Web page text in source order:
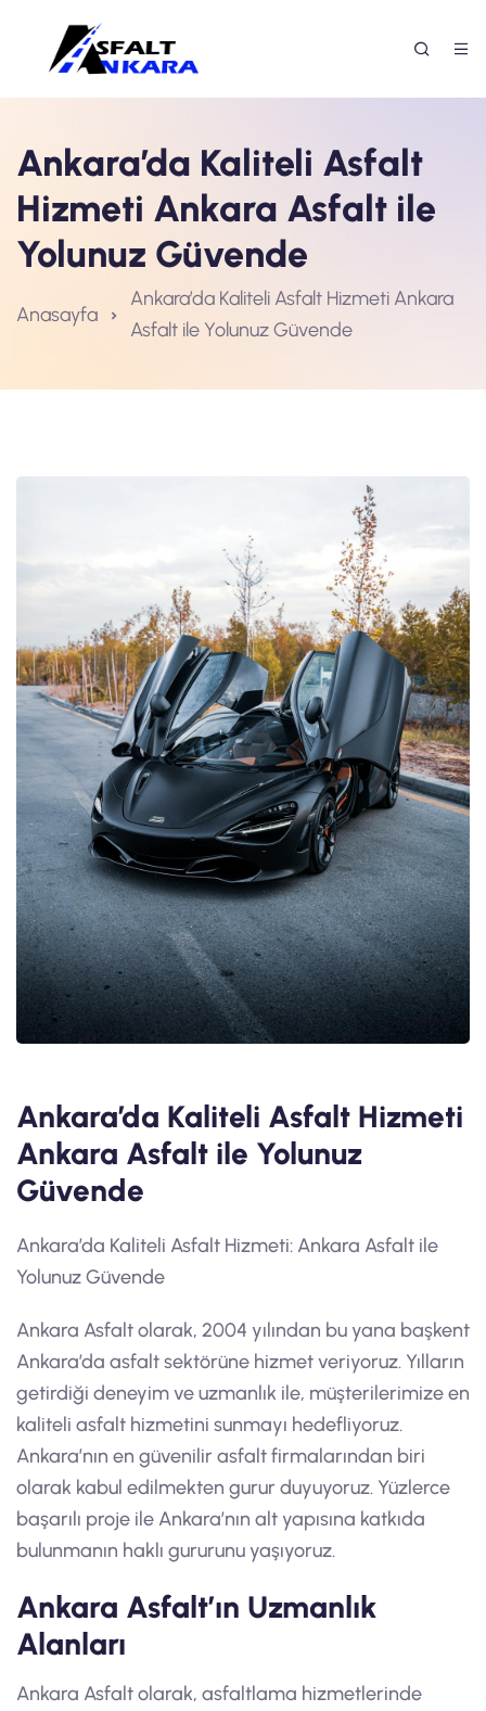
Ankara’da Kaliteli Asfalt
Hizmeti Ankara Asfalt ile
Yolunuz Güvende
Anasayfa
Ankara’da Kaliteli Asfalt Hizmeti Ankara
Asfalt ile Yolunuz Güvende
Ankara’da Kaliteli Asfalt Hizmeti
Ankara Asfalt ile Yolunuz
Güvende
Ankara’da Kaliteli Asfalt Hizmeti: Ankara Asfalt ile
Yolunuz Güvende
Ankara Asfalt olarak, 2004 yılından bu yana başkent
Ankara’da asfalt sektörüne hizmet veriyoruz. Yılların
getirdiği deneyim ve uzmanlık ile, müşterilerimize en
kaliteli asfalt hizmetini sunmayı hedefliyoruz.
Ankara’nın en güvenilir asfalt firmalarından biri
olarak kabul edilmekten gurur duyuyoruz. Yüzlerce
başarılı proje ile Ankara’nın alt yapısına katkıda
bulunmanın haklı gururunu yaşıyoruz.
Ankara Asfalt’ın Uzmanlık
Alanları
Ankara Asfalt olarak, asfaltlama hizmetlerinde